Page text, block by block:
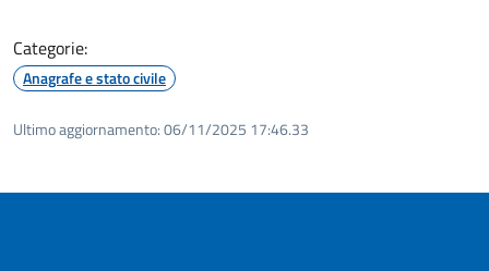
Categorie:
Anagrafe e stato civile
Ultimo aggiornamento:06/11/2025 17:46.33